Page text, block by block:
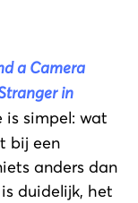
a Camera
in
is simpel: wat
bij een
anders dan
duidelijk, het